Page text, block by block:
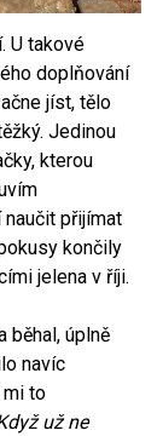
U takové
doplňování
jíst, tělo
Jedinou
kterou
přijímat
končily
jelena v říji.
běhal, úplně
navíc
mi to
už ne